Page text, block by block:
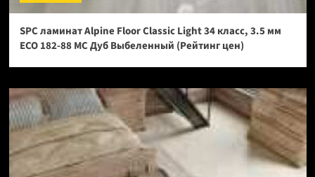
SPC ламинат Alpine Floor Classic Light 34 класс, 3.5 мм
ECO 182-88 МС Дуб Выбеленный (Рейтинг цен)